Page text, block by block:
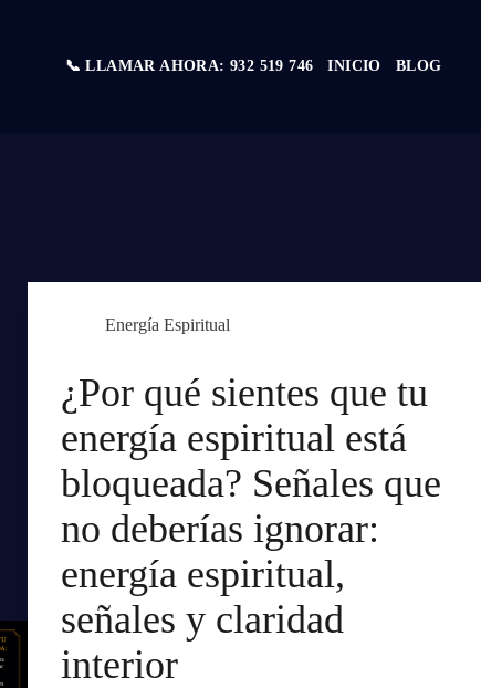
📞 LLAMAR AHORA: 932 519 746 INICIO BLOG
Energía Espiritual
¿Por qué sientes que tu
energía espiritual está
bloqueada? Señales que
no deberías ignorar:
energía espiritual,
señales y claridad
interior